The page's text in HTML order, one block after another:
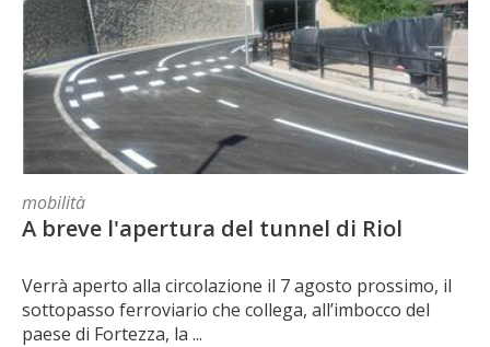
mobilità
A breve l'apertura del tunnel di Riol
Verrà aperto alla circolazione il 7 agosto prossimo, il
sottopasso ferroviario che collega, all’imbocco del
paese di Fortezza, la ...